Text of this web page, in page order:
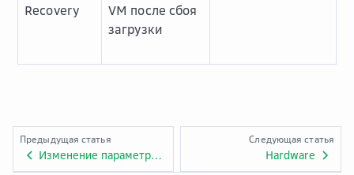
Recovery
VM после сбоя
загрузки
Предыдущая статья
Изменение параметров VM
Следующая статья
Hardware